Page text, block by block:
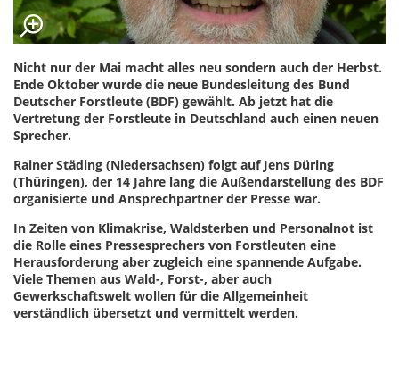
Nicht nur der Mai macht alles neu sondern auch der Herbst.
Ende Oktober wurde die neue Bundesleitung des Bund
Deutscher Forstleute (BDF) gewählt. Ab jetzt hat die
Vertretung der Forstleute in Deutschland auch einen neuen
Sprecher.
Rainer Städing (Niedersachsen) folgt auf Jens Düring
(Thüringen), der 14 Jahre lang die Außendarstellung des BDF
organisierte und Ansprechpartner der Presse war.
In Zeiten von Klimakrise, Waldsterben und Personalnot ist
die Rolle eines Pressesprechers von Forstleuten eine
Herausforderung aber zugleich eine spannende Aufgabe.
Viele Themen aus Wald-, Forst-, aber auch
Gewerkschaftswelt wollen für die Allgemeinheit
verständlich übersetzt und vermittelt werden.